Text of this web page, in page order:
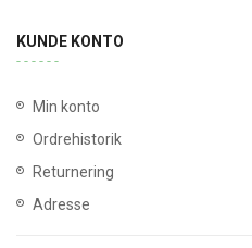
KUNDE KONTO
Min konto
Ordrehistorik
Returnering
Adresse